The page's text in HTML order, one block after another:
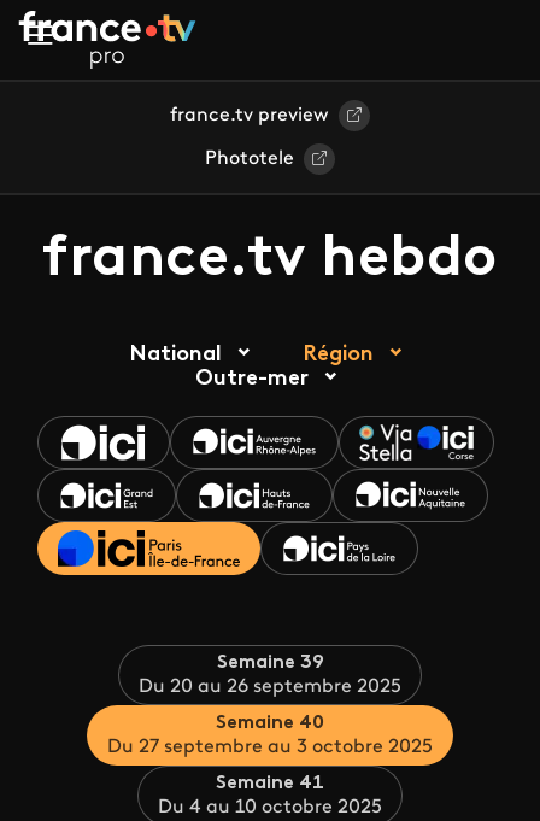
Aller au contenu principal
france.tv preview
Phototele
france.tv hebdo
National
Région
Outre-mer
Semaine 39
Du 20 au 26 septembre 2025
Semaine 40
Du 27 septembre au 3 octobre 2025
Semaine 41
Du 4 au 10 octobre 2025